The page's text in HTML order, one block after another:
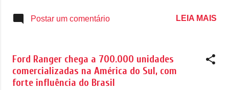
mudanças visuais do novo 208 no exterior.
freios. Segundo a Porsche em seu
pode escapar, liberando o pedal de freio,
oferecendo risco de perda de controle do
veículo, com possibilidade de danos físicos e
Postar um comentário LEIA MAIS
Ford Ranger chega a 700.000 unidades
comercializadas na América do Sul, com
forte influência do Brasil